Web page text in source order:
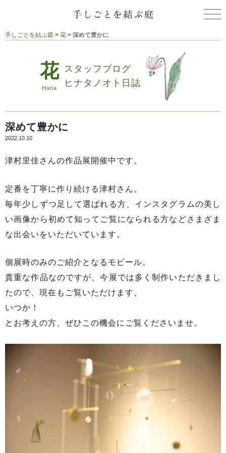
手しごとを結ぶ庭 > 花 > 深めて豊かに
スタッフブログ
ヒナタノオト日誌
深めて豊かに
2022.10.10
津村里佳さんの作品展開催中です。
定番を丁寧に作り続ける津村さん。
毎年少しずつ足して選ばれる方、インスタグラムの美し
い画像から初めて知ってご覧になられる方などさまざま
な出会いをいただいています。
個展時のみのご紹介となるモビール。
貴重な作品なのですが、今展では多く制作いただきまし
たので、現在もご覧いただけます。
いつか！
とお考えの方、ぜひこの機会にご覧くださいませ。